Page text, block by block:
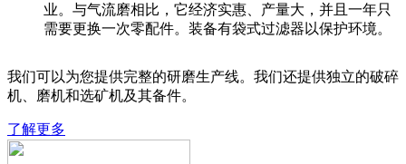
业。与气流磨相比，它经济实惠、产量大，并且一年只
需要更换一次零配件。装备有袋式过滤器以保护环境。
我们可以为您提供完整的研磨生产线。我们还提供独立的破碎
机、磨机和选矿机及其备件。
了解更多